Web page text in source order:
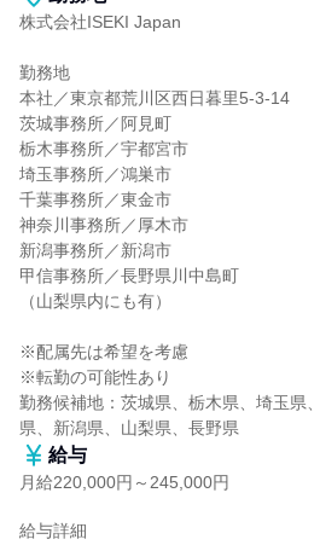
株式会社ISEKI Japan
勤務地
本社／東京都荒川区西日暮里5-3-14
茨城事務所／阿見町
栃木事務所／宇都宮市
埼玉事務所／鴻巣市
千葉事務所／東金市
神奈川事務所／厚木市
新潟事務所／新潟市
甲信事務所／長野県川中島町
（山梨県内にも有）
※配属先は希望を考慮
※転勤の可能性あり
勤務候補地：茨城県、栃木県、埼玉県
県、新潟県、山梨県、長野県
給与
月給220,000円～245,000円
給与詳細